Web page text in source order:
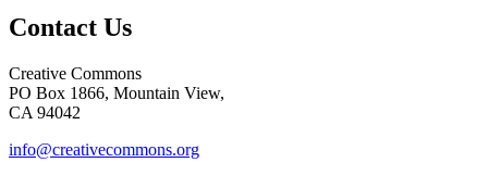
Contact Us
Creative Commons
PO Box 1866, Mountain View,
CA 94042
info@creativecommons.org